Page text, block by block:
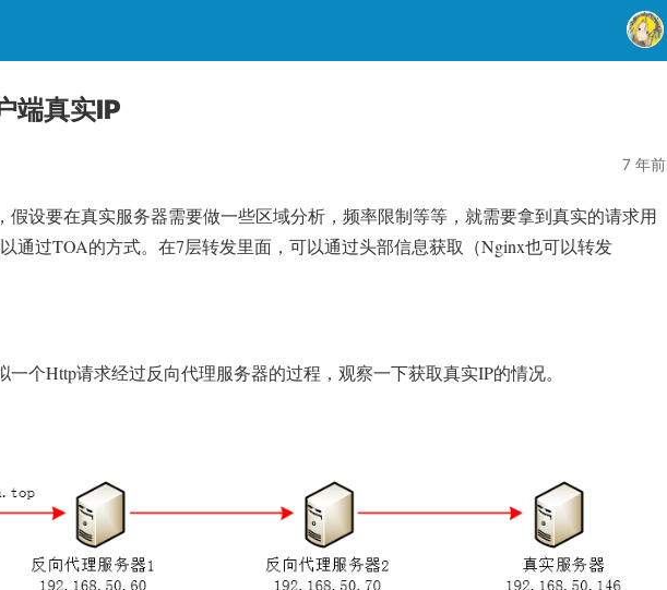
端真实IP
7 年前
假设要在真实服务器需要做一些区域分析，频率限制等等，就需要拿到真实的请求用
通过TOA的方式。在7层转发里面，可以通过头部信息获取（Nginx也可以转发
个Http请求经过反向代理服务器的过程，观察一下获取真实IP的情况。